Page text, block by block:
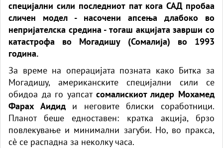
специјални сили последниот пат кога САД пробаа
сличен модел - насочени апсења длабоко во
непријателска средина - тогаш акцијата заврши со
катастрофа во Могадишу (Сомалија) во 1993
година.
За време на операцијата позната како Битка за
Могадишу, американските специјални сили се
обидоа да го уапсат сомалискиот лидер Мохамед
Фарах Аидиди неговите блиски соработници.
Планот беше едноставен: кратка акција, брзо
повлекување и минимални загуби. Но, во пракса,
сè се распадна за неколку часа.